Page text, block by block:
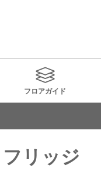
フロアガイド
リッジ